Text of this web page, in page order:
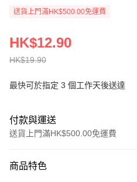
送貨上門滿HK$500.00免運費
HK$19.90
HK$12.90
最快可於指定 3 個工作天後送達
付款與運送
送貨上門滿HK$500.00免運費
信用卡
商品特色